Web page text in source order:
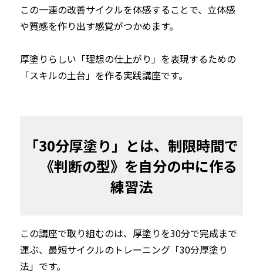
この一連の改善サイクルを体感することで、立体感
や質感を作り出す感覚がつかめます。
厚塗りらしい「理想の仕上がり」を表現するための
「スキルの土台」を作る実践講座です。
「30分厚塗り」とは、制限時間で
《判断の型》を自分の中に作る
練習法
この講座で取り組むのは、厚塗りを30分で完成まで
運ぶ、最短サイクルのトレーニング「30分厚塗り
法」です。